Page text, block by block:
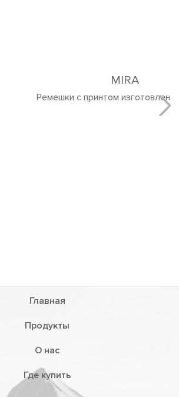
принтом изготовлены из кожи.
Главная
Продукты
О нас
Где купить